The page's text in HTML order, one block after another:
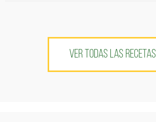
VER TODAS LAS RECETAS